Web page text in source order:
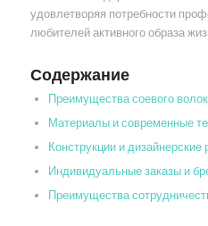
удовлетворяя потребности
любителей активного образа
Содержание
Преимущества соевого
Материалы и современные
Конструкции и дизайнерские
Индивидуальные заказы и
Преимущества